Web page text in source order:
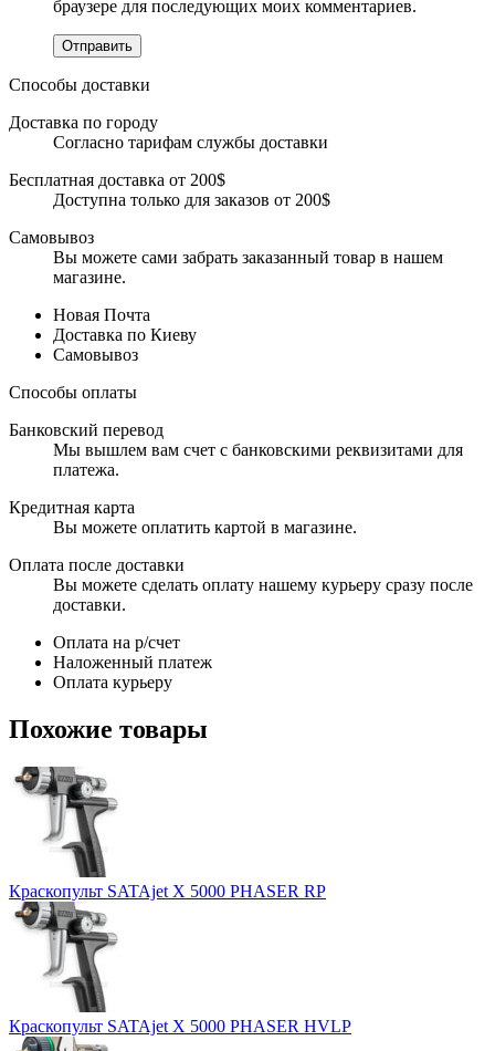
браузере для последующих моих комментариев.
Отправить
Способы доставки
Доставка по городу
Согласно тарифам службы доставки
Бесплатная доставка от 200$
Доступна только для заказов от 200$
Самовывоз
Вы можете сами забрать заказанный товар в нашем
магазине.
Новая Почта
Доставка по Киеву
Самовывоз
Способы оплаты
Банковский перевод
Мы вышлем вам счет с банковскими реквизитами для
платежа.
Кредитная карта
Вы можете оплатить картой в магазине.
Оплата после доставки
Вы можете сделать оплату нашему курьеру сразу после
доставки.
Оплата на р/счет
Наложенный платеж
Оплата курьеру
Похожие товары
Краскопульт SATAjet X 5000 PHASER RP
Краскопульт SATAjet X 5000 PHASER HVLP